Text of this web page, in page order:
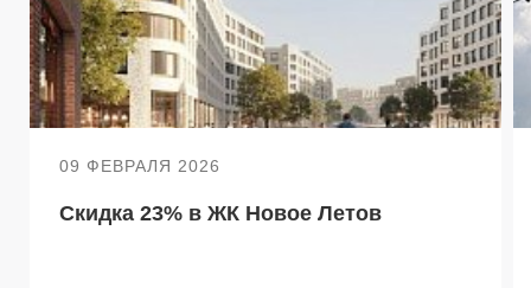
09 ФЕВРАЛЯ 2026
Скидка 23% в ЖК Новое Летов